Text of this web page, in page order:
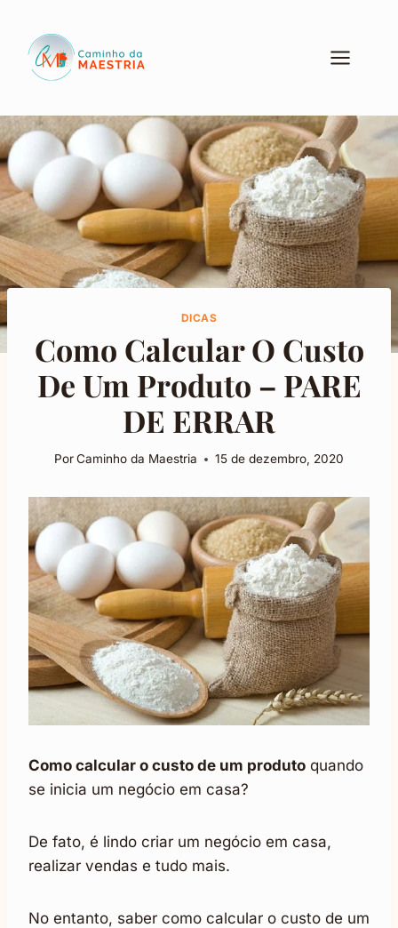
Conteúdo
DICAS
Como Calcular O Custo
De Um Produto – PARE
DE ERRAR
PorCaminho da Maestria 15 de dezembro, 2020
Como calcular o custo de um produto quando
se inicia um negócio em casa?
De fato, é lindo criar um negócio em casa,
realizar vendas e tudo mais.
No entanto, saber como calcular o custo de um